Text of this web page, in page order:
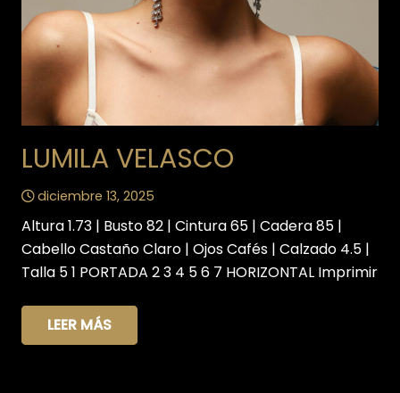
LUMILA VELASCO
diciembre 13, 2025
Altura 1.73 | Busto 82 | Cintura 65 | Cadera 85 |
Cabello Castaño Claro | Ojos Cafés | Calzado 4.5 |
Talla 5 1 PORTADA 2 3 4 5 6 7 HORIZONTAL Imprimir
LEER MÁS